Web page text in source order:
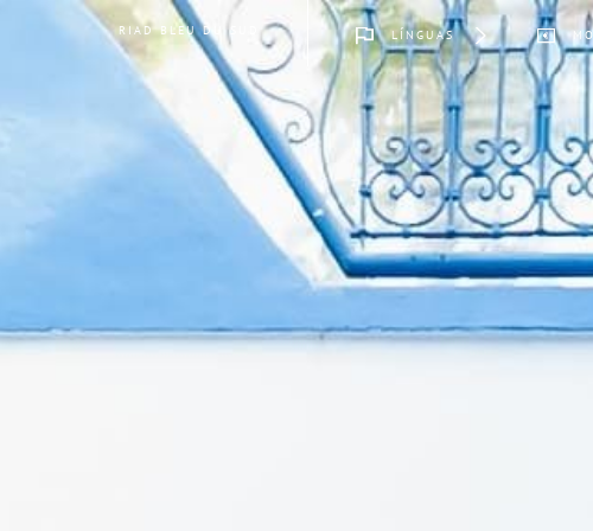
RIAD BLEU DU SUD LÍNGUAS